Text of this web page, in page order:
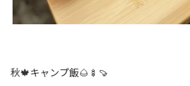
秋🍁キャンプ飯🌰🍢🍠